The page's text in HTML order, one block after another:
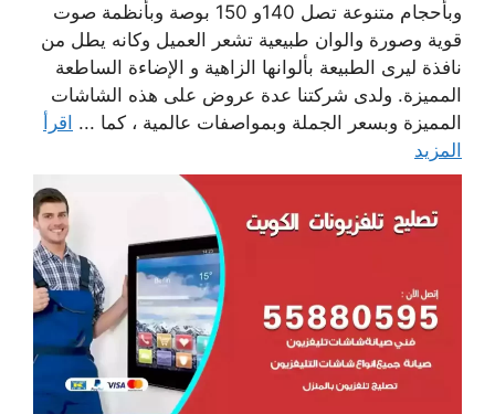
وبأحجام متنوعة تصل 140و 150 بوصة وبأنظمة صوت
قوية وصورة والوان طبيعية تشعر العميل وكانه يطل من
نافذة ليرى الطبيعة بألوانها الزاهية و الإضاءة الساطعة
المميزة. ولدى شركتنا عدة عروض على هذه الشاشات
المميزة وبسعر الجملة وبمواصفات عالمية ، كما ... اقرأ
المزيد